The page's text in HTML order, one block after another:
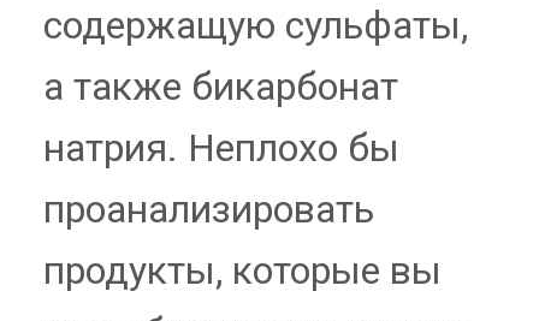
содержащую сульфаты,
а также бикарбонат
натрия. Неплохо бы
проанализировать
продукты, которые вы